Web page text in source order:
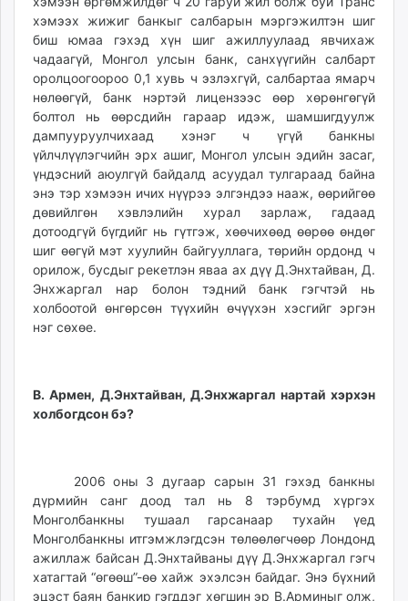
хэмээх жижиг банкыг салбарын мэргэжилтэн шиг
биш юмаа гэхэд хүн шиг ажиллуулаад явчихаж
чадаагүй, Монгол улсын банк, санхүүгийн салбарт
оролцоогоороо 0,1 хувь ч эзлэхгүй, салбартаа ямарч
нөлөөгүй, банк нэртэй лицензээс өөр хөрөнгөгүй
болтол нь өөрсдийн гараар идэж, шамшигдуулж
дампууруулчихаад хэнэг ч үгүй банкны
үйлчлүүлэгчийн эрх ашиг, Монгол улсын эдийн засаг,
үндэсний аюулгүй байдалд асуудал тулгараад байна
энэ тэр хэмээн ичих нүүрээ элгэндээ нааж, өөрийгөө
дөвийлгөн хэвлэлийн хурал зарлаж, гадаад
дотоодгүй бүгдийг нь гүтгэж, хөөчихөөд өөрөө өндөг
шиг өөгүй мэт хуулийн байгууллага, төрийн ордонд ч
орилож, бусдыг рекетлэн яваа ах дүү Д.Энхтайван, Д.
Энхжаргал нар болон тэдний банк гэгчтэй нь
холбоотой өнгөрсөн түүхийн өчүүхэн хэсгийг эргэн
нэг сөхөе.
В. Армен, Д.Энхтайван, Д.Энхжаргал нартай хэрхэн
холбогдсон бэ?
2006 оны 3 дугаар сарын 31 гэхэд банкны
дүрмийн санг доод тал нь 8 тэрбумд хүргэх
Монголбанкны тушаал гарсанаар тухайн үед
Монголбанкны итгэмжлэгдсэн төлөөлөгчөөр Лондонд
ажиллаж байсан Д.Энхтайваны дүү Д.Энхжаргал гэгч
хатагтай “өгөөш”-өө хайж эхэлсэн байдаг. Энэ бүхний
эцэст баян банкир гэгддэг хөгшин эр В.Арминыг олж,